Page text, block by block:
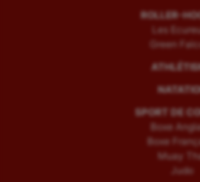
ROLLER-
Les
Green
SPORT DE
Boxe
Boxe
Muay
Judo